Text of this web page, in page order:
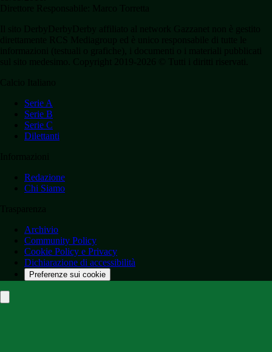
Serie A
Serie B
Serie C
Dilettanti
Redazione
Chi Siamo
Archivio
Community Policy
Cookie Policy e Privacy
Dichiarazione di accessibilità
Preferenze sui cookie